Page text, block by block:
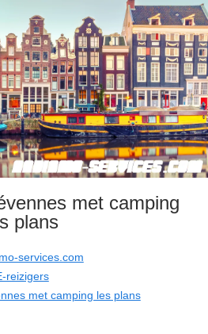
met camping
plans
services.com
reizigers
met camping les plans